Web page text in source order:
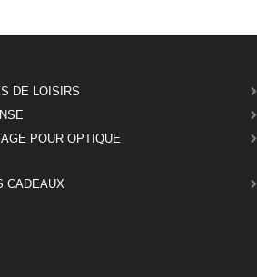
DE LOISIRS
POUR OPTIQUE
CADEAUX